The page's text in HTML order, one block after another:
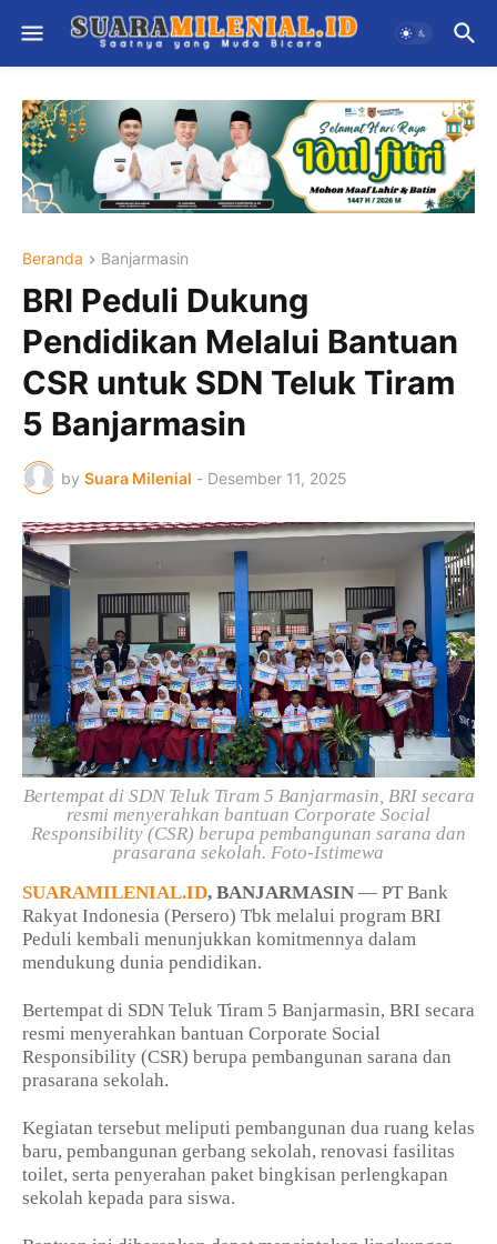
Beranda Banjarmasin
BRI Peduli Dukung
Pendidikan Melalui Bantuan
CSR untuk SDN Teluk Tiram
5 Banjarmasin
by Suara Milenial - Desember 11, 2025
Bertempat di SDN Teluk Tiram 5 Banjarmasin, BRI secara
resmi menyerahkan bantuan Corporate Social
Responsibility (CSR) berupa pembangunan sarana dan
prasarana sekolah. Foto-Istimewa
SUARAMILENIAL.ID, BANJARMASIN — PT Bank
Rakyat Indonesia (Persero) Tbk melalui program BRI
Peduli kembali menunjukkan komitmennya dalam
mendukung dunia pendidikan.
Bertempat di SDN Teluk Tiram 5 Banjarmasin, BRI secara
resmi menyerahkan bantuan Corporate Social
Responsibility (CSR) berupa pembangunan sarana dan
prasarana sekolah.
Kegiatan tersebut meliputi pembangunan dua ruang kelas
baru, pembangunan gerbang sekolah, renovasi fasilitas
toilet, serta penyerahan paket bingkisan perlengkapan
sekolah kepada para siswa.